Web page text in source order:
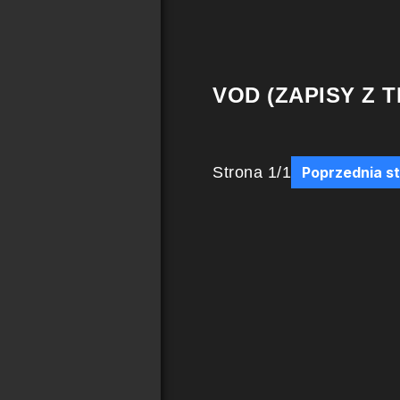
VOD (ZAPISY Z
Strona 1/1 Poprzednia